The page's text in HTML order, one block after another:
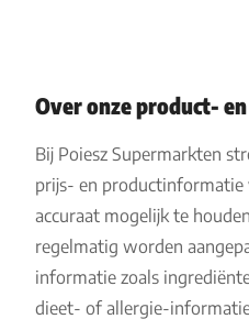
Over onze product-
Bij Poiesz Supermarkten
prijs- en productinformatie
accuraat mogelijk te
regelmatig worden
informatie zoals
dieet- of allergie-